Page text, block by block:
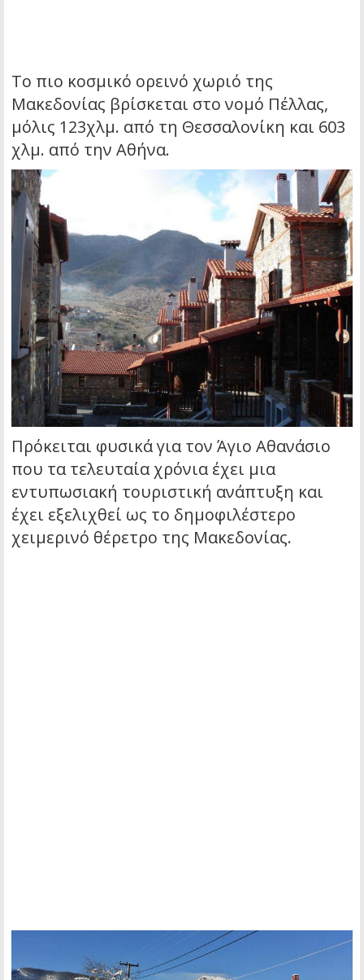
Tο πιο κοσμικό ορεινό χωριό της
Μακεδονίας βρίσκεται στο νομό Πέλλας,
μόλις 123χλμ. από τη Θεσσαλονίκη και 603
χλμ. από την Αθήνα.
Πρόκειται φυσικά για τον Άγιο Αθανάσιο
που τα τελευταία χρόνια έχει μια
εντυπωσιακή τουριστική ανάπτυξη και
έχει εξελιχθεί ως το δημοφιλέστερο
χειμερινό θέρετρο της Μακεδονίας.